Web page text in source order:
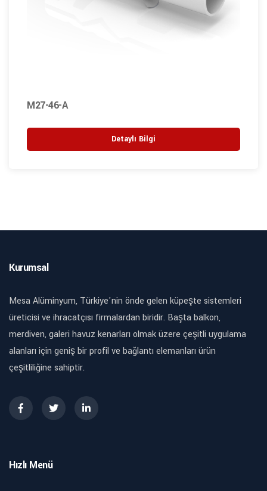
M27-46-A
Detaylı Bilgi
Kurumsal
Mesa Alüminyum, Türkiye'nin önde gelen küpeşte sistemleri
üreticisi ve ihracatçısı firmalardan biridir. Başta balkon,
merdiven, galeri havuz kenarları olmak üzere çeşitli uygulama
alanları için geniş bir profil ve bağlantı elemanları ürün
çeşitliliğine sahiptir.
Hızlı Menü